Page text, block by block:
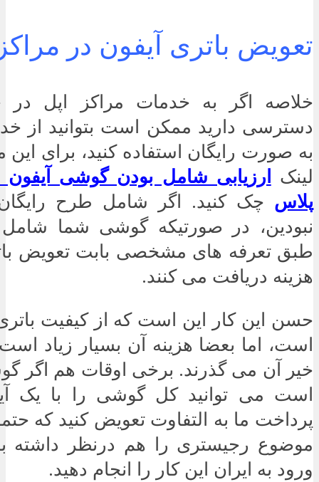
تعویض باتری آیفون در
خلاصه اگر به خدمات مراکز اپل در
دسترسی دارید ممکن است بتوانید از
به صورت رایگان استفاده کنید، برای
لینک ارزیابی شامل بودن گوشی
پلاس چک کنید. اگر شامل طرح
نبودین، در صورتیکه گوشی شما شامل
طبق تعرفه های مشخصی بابت تعویض
هزینه دریافت می کنند.
حسن این کار این است که از کیفیت
است، اما بعضا هزینه آن بسیار زیاد
خیر آن می گذرند. برخی اوقات هم اگر
است می توانید کل گوشی را با یک
پرداخت ما به التفاوت تعویض کنید که
موضوع رجیستری را هم درنظر داشته
ورود به ایران این کار را انجام دهید.